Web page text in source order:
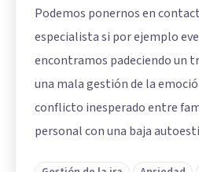
Podemos ponernos en
especialista si por ejemplo
encontramos padeciendo un
una mala gestión de la
conflicto inesperado entre
personal con una baja